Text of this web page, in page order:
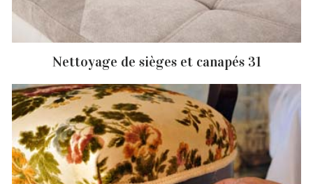
Nettoyage de sièges et canapés 31